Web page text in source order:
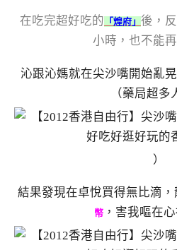
在吃完超好吃的 「煌府」 後，
小時，也不能
沁跟沁媽就在尖沙嘴開始亂
（藥局超多
）
結果發現在卓悅買得無比滴，
幣，害我嘔在